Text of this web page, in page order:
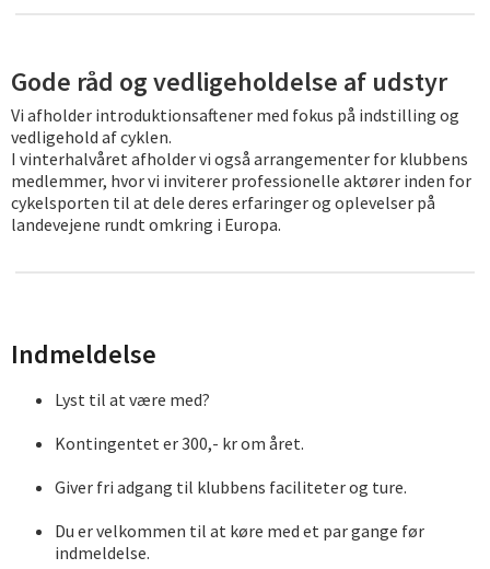
Gode råd og vedligeholdelse af udstyr
Vi afholder introduktionsaftener med fokus på indstilling og
vedligehold af cyklen.
I vinterhalvåret afholder vi også arrangementer for klubbens
medlemmer, hvor vi inviterer professionelle aktører inden for
cykelsporten til at dele deres erfaringer og oplevelser på
landevejene rundt omkring i Europa.
Indmeldelse
Lyst til at være med?
Kontingentet er 300,- kr om året.
Giver fri adgang til klubbens faciliteter og ture.
Du er velkommen til at køre med et par gange før
indmeldelse.